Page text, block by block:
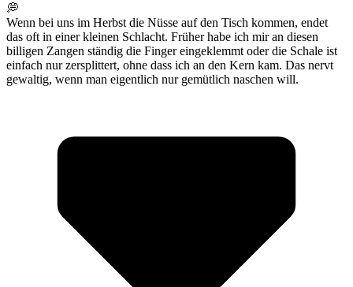
💭
Wenn bei uns im Herbst die Nüsse auf den Tisch kommen, endet
das oft in einer kleinen Schlacht. Früher habe ich mir an diesen
billigen Zangen ständig die Finger eingeklemmt oder die Schale ist
einfach nur zersplittert, ohne dass ich an den Kern kam. Das nervt
gewaltig, wenn man eigentlich nur gemütlich naschen will.